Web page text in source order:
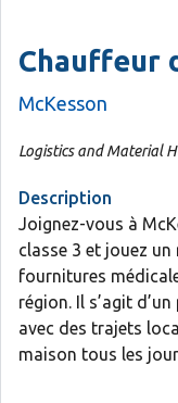
Chauffeur
McKesson
Logistics and Material
Description
Joignez-vous à
classe 3 et jouez
fournitures
région. Il s’agit
avec des trajets
maison tous les